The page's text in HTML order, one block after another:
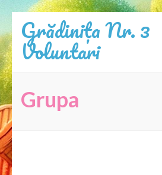
la
conținut
(apasă
Enter)
Grădinița Nr. 3
Voluntari
Grupa